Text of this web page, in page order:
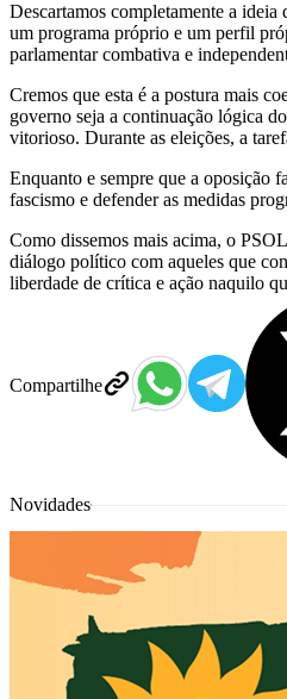
Compartilhe
Descartamos completamente a
um programa próprio e um perfil
parlamentar combativa e
Cremos que esta é a postura mais
governo seja a continuação lógica
vitorioso. Durante as eleições, a
Enquanto e sempre que a oposição
fascismo e defender as medidas
Como dissemos mais acima, o
diálogo político com aqueles que
liberdade de crítica e ação naquilo
Novidades